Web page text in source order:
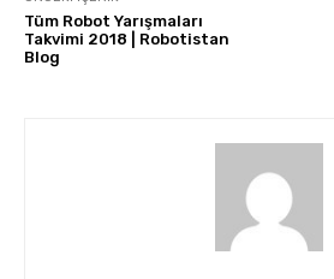
Tüm Robot Yarışmaları
Takvimi 2018 | Robotistan
Blog